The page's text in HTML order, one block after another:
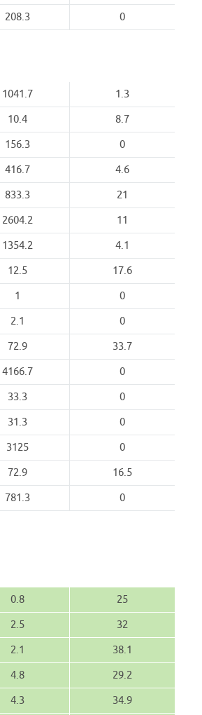
208.3 0
1041.7
1.3
10.4
8.7
156.3
0
416.7
4.6
833.3
21
2604.2
11
1354.2
4.1
12.5
17.6
1
0
2.1
0
72.9
33.7
4166.7
0
33.3
0
31.3
0
3125
0
72.9
16.5
781.3 0
0.8
25
2.5
32
2.1
38.1
4.8
29.2
4.3 34.9